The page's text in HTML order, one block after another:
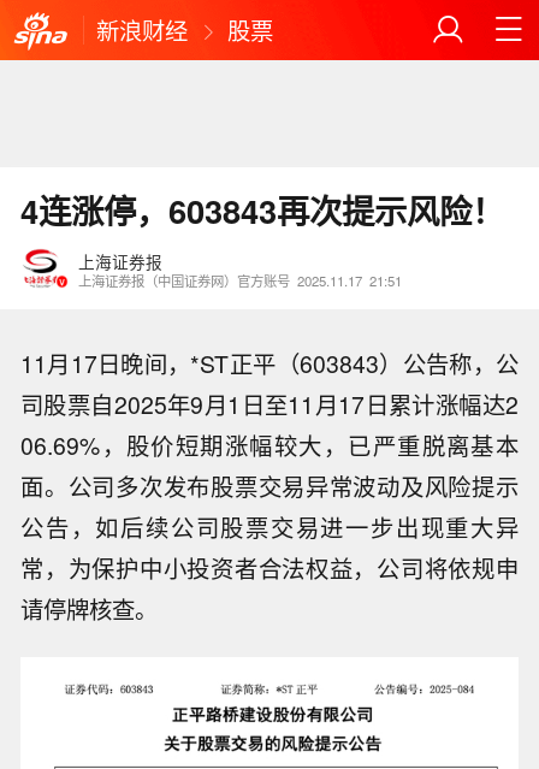
新浪财经 股票
4连涨停，603843再次提示风险！
上海证券报
上海证券报（中国证券网）官方账号 2025.11.17 21:51
11月17日晚间，*ST正平（603843）公告称，公
司股票自2025年9月1日至11月17日累计涨幅达2
06.69%，股价短期涨幅较大，已严重脱离基本
面。公司多次发布股票交易异常波动及风险提示
公告，如后续公司股票交易进一步出现重大异
常，为保护中小投资者合法权益，公司将依规申
请停牌核查。